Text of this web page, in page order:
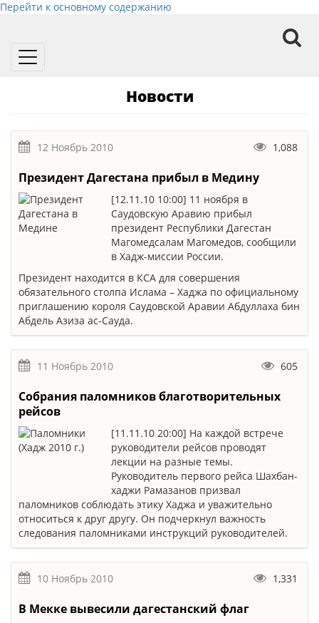
Перейти к основному содержанию
Toggle
Новости
12 Ноябрь 2010 1,088
Президент Дагестана прибыл в Медину
[12.11.10 10:00] 11 ноября в
Саудовскую Аравию прибыл
президент Республики Дагестан
Магомедсалам Магомедов, сообщили
в Хадж-миссии России.
Президент находится в КСА для совершения
обязательного столпа Ислама – Хаджа по официальному
приглашению короля Саудовской Аравии Абдуллаха бин
Абдель Азиза ас-Сауда.
11 Ноябрь 2010 605
Собрания паломников благотворительных
рейсов
[11.11.10 20:00] На каждой встрече
руководители рейсов проводят
лекции на разные темы.
Руководитель первого рейса Шахбан-
хаджи Рамазанов призвал
паломников соблюдать этику Хаджа и уважительно
относиться к друг другу. Он подчеркнул важность
следования паломниками инструкций руководителей.
10 Ноябрь 2010 1,331
В Мекке вывесили дагестанский флаг